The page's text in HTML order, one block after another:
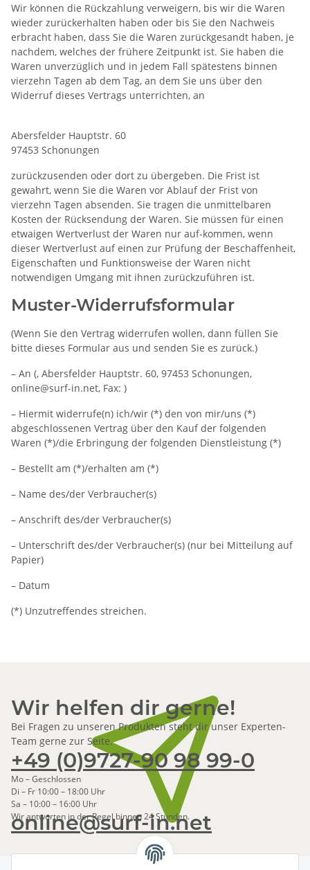
Wir können die Rückzahlung verweigern, bis wir die Waren
wieder zurückerhalten haben oder bis Sie den Nachweis
erbracht haben, dass Sie die Waren zurückgesandt haben, je
nachdem, welches der frühere Zeitpunkt ist. Sie haben die
Waren unverzüglich und in jedem Fall spätestens binnen
vierzehn Tagen ab dem Tag, an dem Sie uns über den
Widerruf dieses Vertrags unterrichten, an
Abersfelder Hauptstr. 60
97453 Schonungen
zurückzusenden oder dort zu übergeben. Die Frist ist
gewahrt, wenn Sie die Waren vor Ablauf der Frist von
vierzehn Tagen absenden. Sie tragen die unmittelbaren
Kosten der Rücksendung der Waren. Sie müssen für einen
etwaigen Wertverlust der Waren nur auf-kommen, wenn
dieser Wertverlust auf einen zur Prüfung der Beschaffenheit,
Eigenschaften und Funktionsweise der Waren nicht
notwendigen Umgang mit ihnen zurückzuführen ist.
Muster-Widerrufsformular
(Wenn Sie den Vertrag widerrufen wollen, dann füllen Sie
bitte dieses Formular aus und senden Sie es zurück.)
– An (, Abersfelder Hauptstr. 60, 97453 Schonungen,
online@surf-in.net, Fax: )
– Hiermit widerrufe(n) ich/wir (*) den von mir/uns (*)
abgeschlossenen Vertrag über den Kauf der folgenden
Waren (*)/die Erbringung der folgenden Dienstleistung (*)
– Bestellt am (*)/erhalten am (*)
– Name des/der Verbraucher(s)
– Anschrift des/der Verbraucher(s)
– Unterschrift des/der Verbraucher(s) (nur bei Mitteilung auf
Papier)
– Datum
(*) Unzutreffendes streichen.
Wir helfen dir gerne!
Bei Fragen zu unseren Produkten steht dir unser Experten-
Team gerne zur Seite.
+49 (0)9727-90 98 99-0
Mo – Geschlossen
Di – Fr 10:00 – 18:00 Uhr
Sa – 10:00 – 16:00 Uhr
online@surf-in.net
Wir antworten in der Regel binnen 24 Stunden.